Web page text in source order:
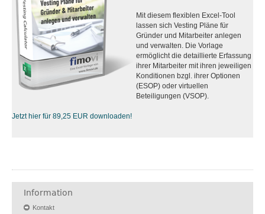
Mit diesem flexiblen Excel-Tool
lassen sich Vesting Pläne für
Gründer und Mitarbeiter anlegen
und verwalten. Die Vorlage
ermöglicht die detaillierte Erfassung
ihrer Mitarbeiter mit ihren jeweiligen
Konditionen bzgl. ihrer Optionen
(ESOP) oder virtuellen
Beteiligungen (VSOP).
Jetzt hier für 89,25 EUR downloaden!
Information
Kontakt